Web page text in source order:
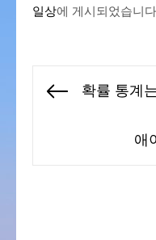
일상에 게시되었습니다
Previous
확률 통계
애